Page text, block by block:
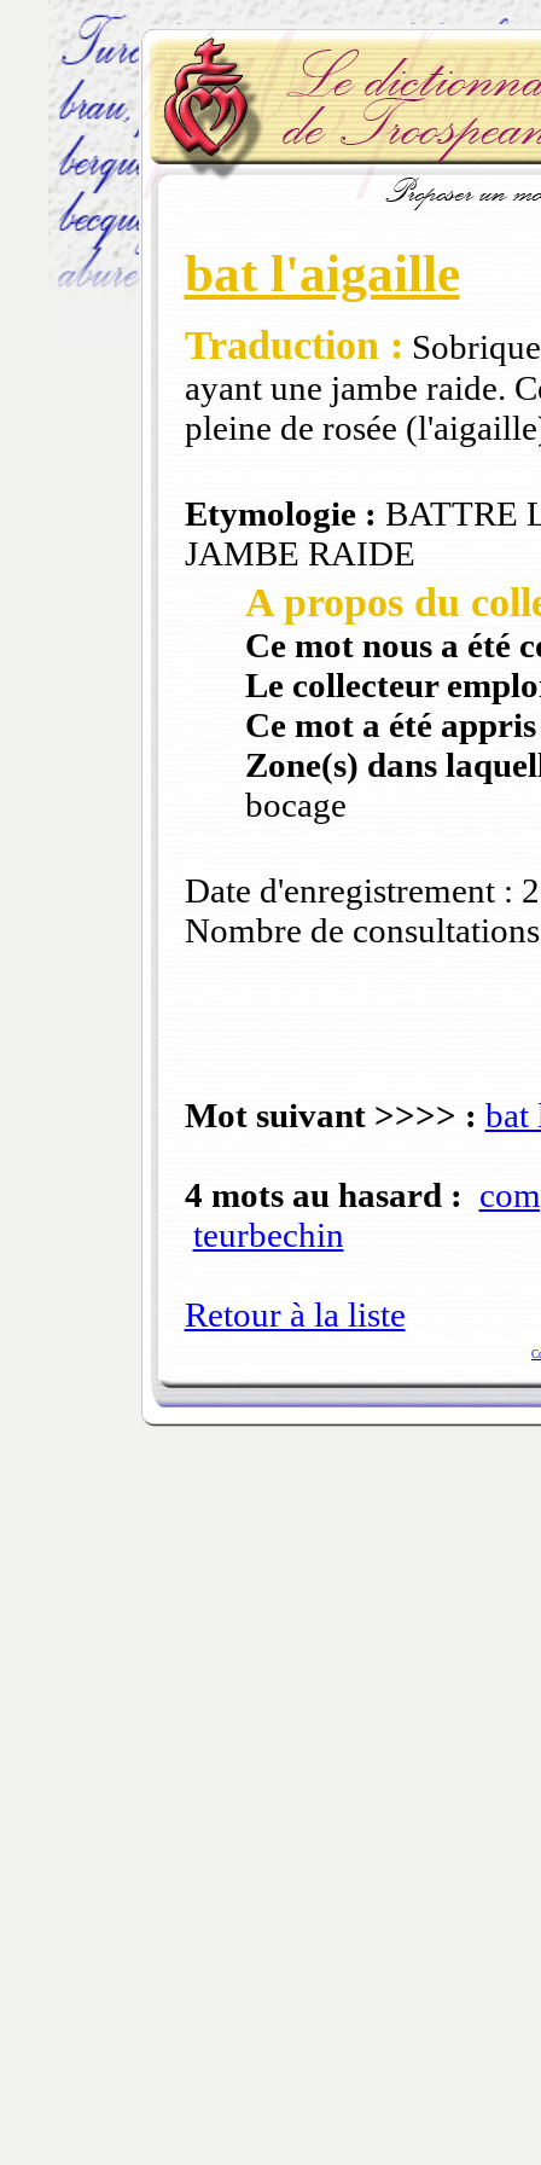
bat l'aigaille
Traduction :
ayant une jambe raide.
pleine de rosée
Etymologie : BATTRE
JAMBE RAIDE
A propos du
Ce mot nous a été
Le collecteur
Ce mot a été
Zone(s) dans
bocage
Date d'enregistrement :
Nombre de
Mot suivant >>>> : bat
4 mots au hasard :
teurbechin
Retour à la liste